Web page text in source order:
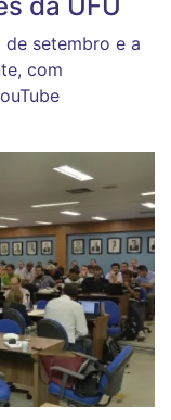
setembro e a
com